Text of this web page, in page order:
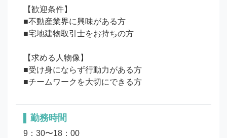
【歓迎条件】
■不動産業界に興味がある方
■宅地建物取引士をお持ちの方
【求める人物像】
■受け身にならず行動力がある方
勤務時間
9：30〜18：00